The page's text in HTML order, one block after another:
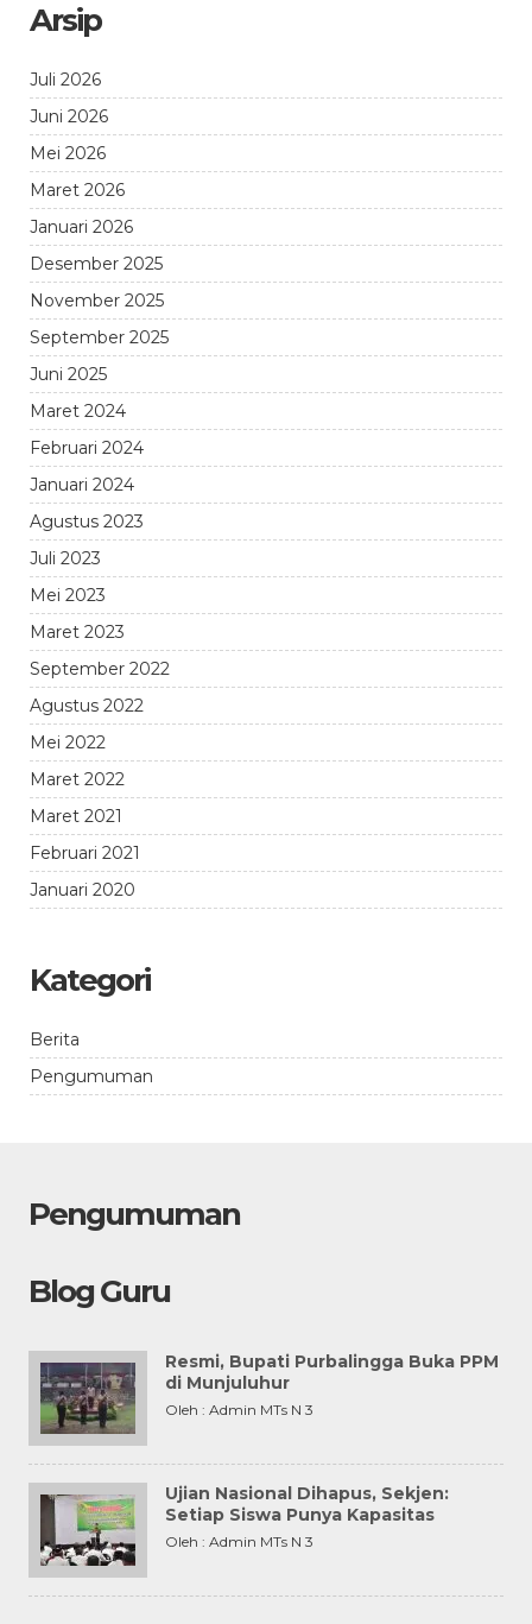
Arsip
Juli 2026
Juni 2026
Mei 2026
Maret 2026
Januari 2026
Desember 2025
November 2025
September 2025
Juni 2025
Maret 2024
Februari 2024
Januari 2024
Agustus 2023
Juli 2023
Mei 2023
Maret 2023
September 2022
Agustus 2022
Mei 2022
Maret 2022
Maret 2021
Februari 2021
Januari 2020
Kategori
Berita
Pengumuman
Pengumuman
Blog Guru
Resmi, Bupati Purbalingga Buka PPM
di Munjuluhur
Oleh : Admin MTs N 3
Ujian Nasional Dihapus, Sekjen:
Setiap Siswa Punya Kapasitas
Oleh : Admin MTs N 3